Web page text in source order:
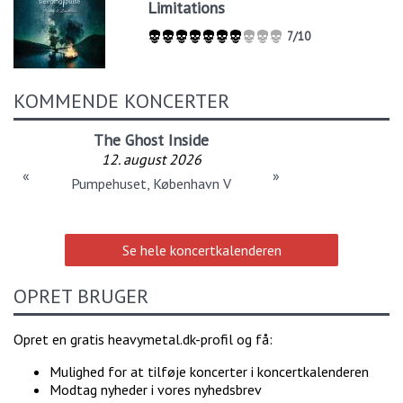
Limitations
7/10
KOMMENDE KONCERTER
The Ghost Inside
12. august 2026
Pumpehuset, København V
« »
Se hele koncertkalenderen
OPRET BRUGER
Opret en gratis heavymetal.dk-profil og få:
Mulighed for at tilføje koncerter i koncertkalenderen
Modtag nyheder i vores nyhedsbrev